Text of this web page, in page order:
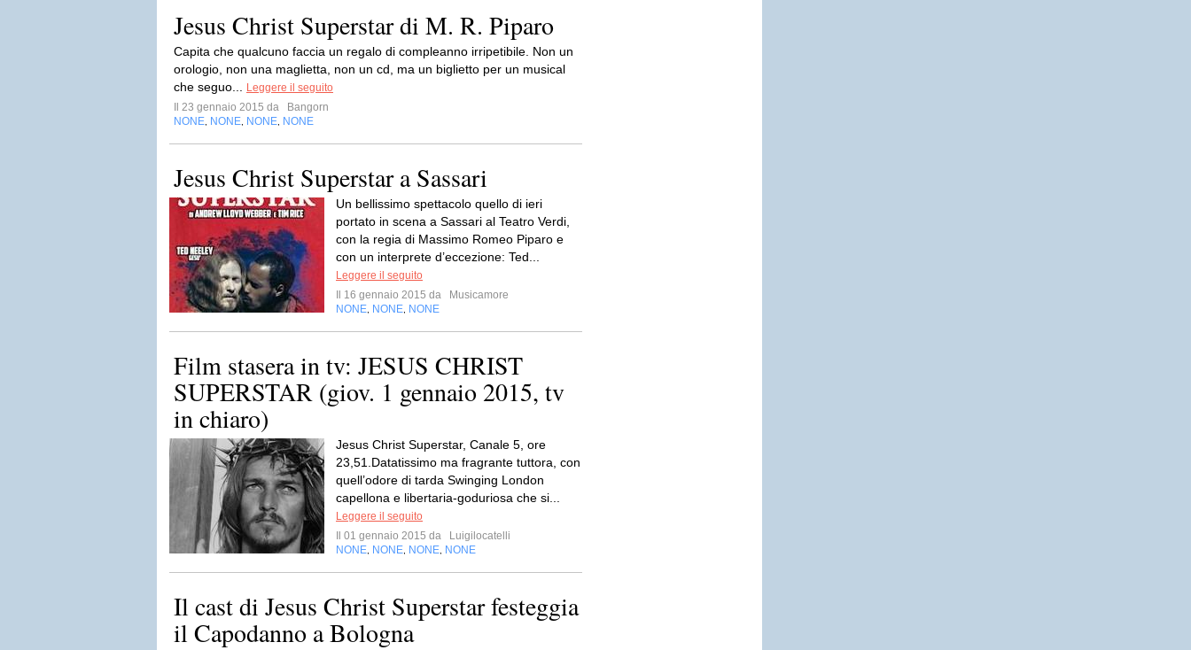
Jesus Christ Superstar di M. R. Piparo
Capita che qualcuno faccia un regalo di compleanno irripetibile. Non un
orologio, non una maglietta, non un cd, ma un biglietto per un musical
che seguo...
Leggere il seguito
Il 23 gennaio 2015 da
Bangorn
NONE NONE NONE NONE
Jesus Christ Superstar a Sassari
Un bellissimo spettacolo quello di ieri
portato in scena a Sassari al Teatro Verdi,
con la regia di Massimo Romeo Piparo e
con un interprete d’eccezione: Ted...
Leggere il seguito
Il 16 gennaio 2015 da
Musicamore
NONE NONE NONE
Film stasera in tv: JESUS CHRIST
SUPERSTAR (giov. 1 gennaio 2015, tv
in chiaro)
Jesus Christ Superstar, Canale 5, ore
23,51.Datatissimo ma fragrante tuttora, con
quell’odore di tarda Swinging London
capellona e libertaria-goduriosa che si...
Leggere il seguito
Il 01 gennaio 2015 da
Luigilocatelli
NONE NONE NONE NONE
Il cast di Jesus Christ Superstar festeggia
il Capodanno a Bologna